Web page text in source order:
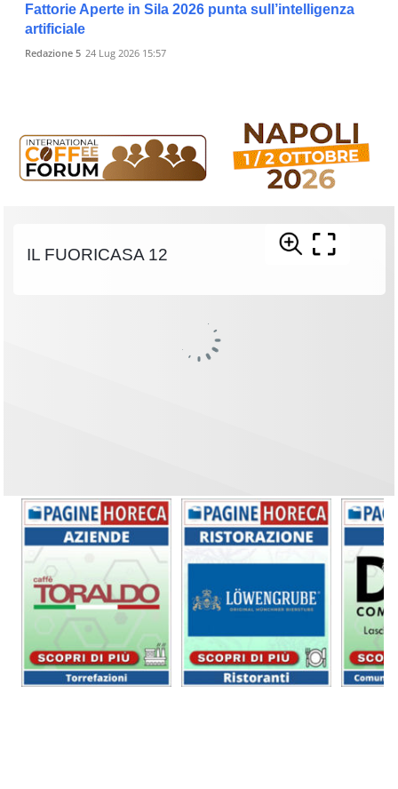
Fattorie Aperte in Sila 2026 punta sull’intelligenza
artificiale
Redazione 5 24 Lug 2026 15:57